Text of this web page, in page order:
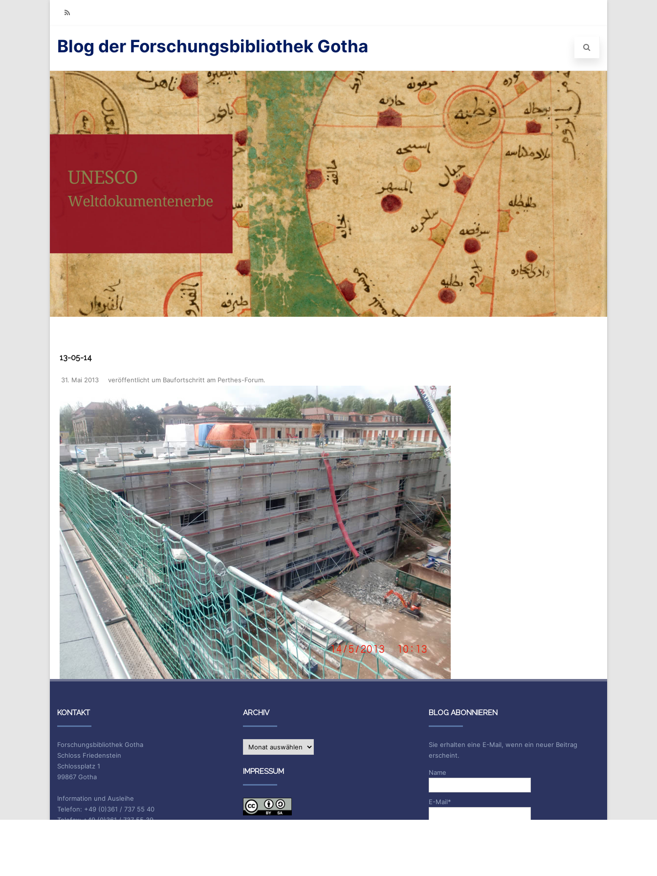
RSS
Blog der Forschungsbibliothek Gotha
13-05-14
veröffentlicht
31. Mai 2013 um Baufortschritt am Perthes-Forum.
KONTAKT
Forschungsbibliothek Gotha
Schloss Friedenstein
Schlossplatz 1
99867 Gotha
Information und Ausleihe
Telefon: +49 (0)361 / 737 55 40
Telefax: +49 (0)361 / 737 55 39
ARCHIV
Archiv
IMPRESSUM
BLOG ABONNIEREN
Sie erhalten eine E-Mail, wenn ein neuer Beitrag
erscheint.
Name
E-Mail*